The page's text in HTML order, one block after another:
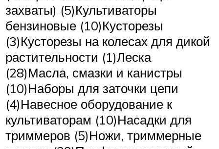
захваты) (5)Культиваторы
бензиновые (10)Кусторезы
(3)Кусторезы на колесах для дикой
растительности (1)Леска
(28)Масла, смазки и канистры
(10)Наборы для заточки цепи
(4)Навесное оборудование к
культиваторам (10)Насадки для
триммеров (5)Ножи, триммерные